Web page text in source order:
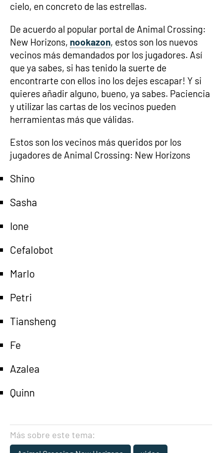
cielo, en concreto de las estrellas.
De acuerdo al popular portal de Animal Crossing:
New Horizons, nookazon, estos son los nuevos
vecinos más demandados por los jugadores. Así
que ya sabes, si has tenido la suerte de
encontrarte con ellos ¡no los dejes escapar! Y si
quieres añadir alguno, bueno, ya sabes. Paciencia
y utilizar las cartas de los vecinos pueden
herramientas más que válidas.
Estos son los vecinos más queridos por los
jugadores de Animal Crossing: New Horizons
Shino
Sasha
Ione
Cefalobot
Marlo
Petri
Tiansheng
Fe
Azalea
Quinn
Más sobre este tema: